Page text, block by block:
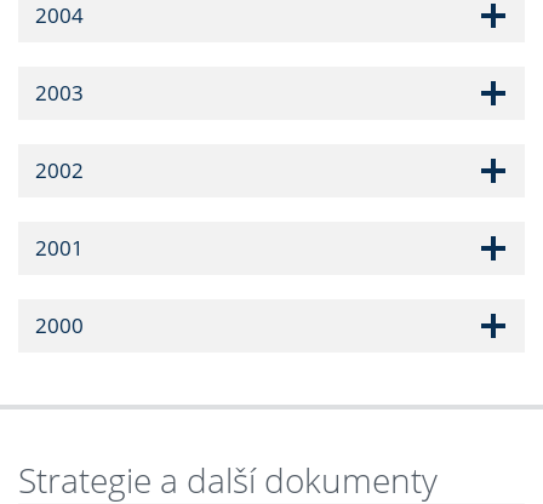
2004
2003
2002
2001
2000
Strategie a další dokumenty